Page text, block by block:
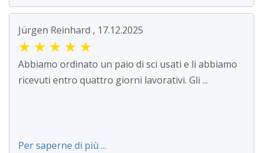
Jürgen Reinhard , 17.12.2025
★ ★ ★ ★ ★
Abbiamo ordinato un paio di sci usati e li abbiamo
ricevuti entro quattro giorni lavorativi. Gli ...
Per saperne di più ...